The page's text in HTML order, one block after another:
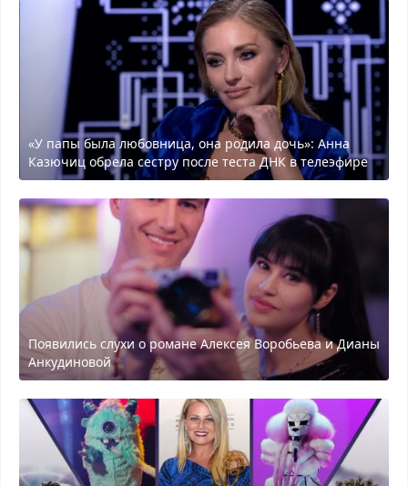
«У папы была любовница, она родила дочь»: Анна
Казючиц обрела сестру после теста ДНК в телеэфире
Появились слухи о романе Алексея Воробьева и Дианы
Анкудиновой